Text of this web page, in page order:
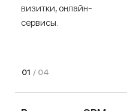
визитки, онлайн-
сервисы.
01 / 04